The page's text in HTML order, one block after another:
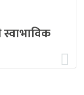
स्वाभाविक